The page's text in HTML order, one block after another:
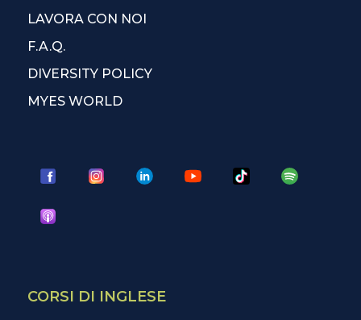
LAVORA CON NOI
F.A.Q.
DIVERSITY POLICY
MYES WORLD
CORSI DI INGLESE